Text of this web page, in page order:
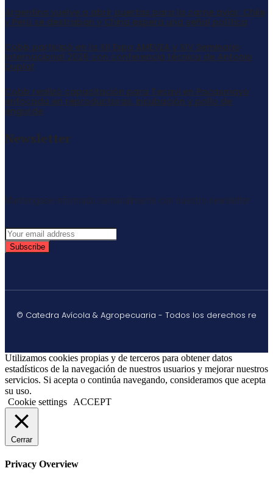
Argentina vuelve a abrir puertas para la carne aviar: Chile
y Perú se destraban y China espera una señal política
Cobb participó en la XII Expo AMEVEA y XIV Seminario
Internacional 2026 con conferencia técnica de Antonio
Duplat
Cobb realizó capacitación para Tecavi en Pacasmayo
enfocada en reproductoras, incubación y pollo de
engorde
Newsletter
Mantengase informado semanalmente con nuestro newsletter
Subscribe
© Catedra Avícola & Agropecuaria - Todos los derechos re
Utilizamos cookies propias y de terceros para obtener datos
estadísticos de la navegación de nuestros usuarios y mejorar nuestros
servicios. Si acepta o continúa navegando, consideramos que acepta
su uso.
Cookie settings
ACCEPT
Cerrar
Privacy Overview